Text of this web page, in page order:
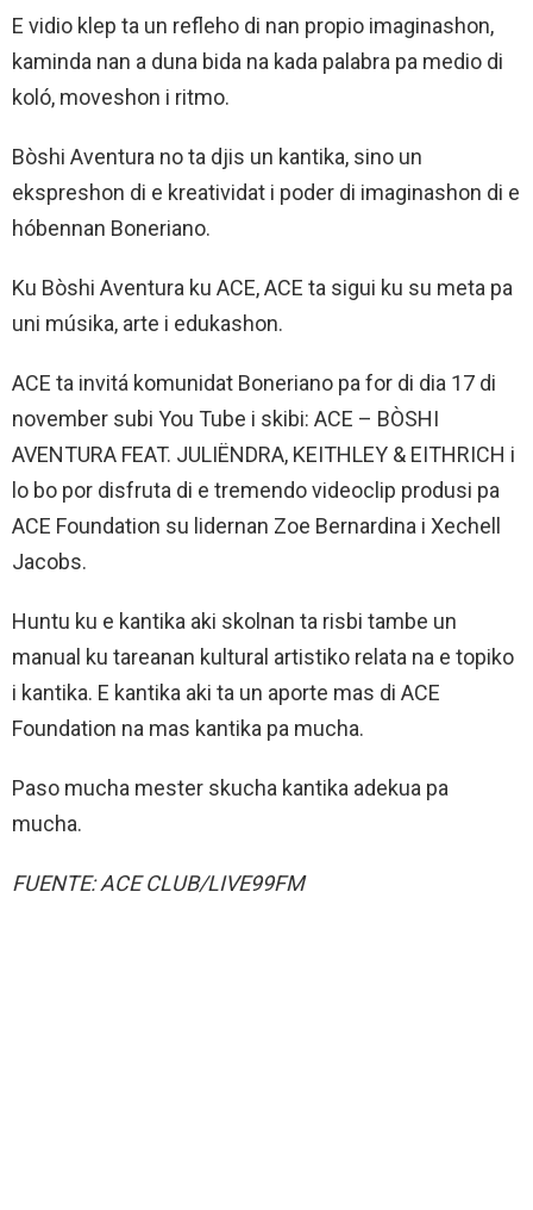
E vidio klep ta un refleho di nan propio imaginashon,
kaminda nan a duna bida na kada palabra pa medio di
koló, moveshon i ritmo.
Bòshi Aventura no ta djis un kantika, sino un
ekspreshon di e kreatividat i poder di imaginashon di e
hóbennan Boneriano.
Ku Bòshi Aventura ku ACE, ACE ta sigui ku su meta pa
uni músika, arte i edukashon.
ACE ta invitá komunidat Boneriano pa for di dia 17 di
november subi You Tube i skibi: ACE – BÒSHI
AVENTURA FEAT. JULIËNDRA, KEITHLEY & EITHRICH i
lo bo por disfruta di e tremendo videoclip produsi pa
ACE Foundation su lidernan Zoe Bernardina i Xechell
Jacobs.
Huntu ku e kantika aki skolnan ta risbi tambe un
manual ku tareanan kultural artistiko relata na e topiko
i kantika. E kantika aki ta un aporte mas di ACE
Foundation na mas kantika pa mucha.
Paso mucha mester skucha kantika adekua pa
mucha.
FUENTE: ACE CLUB/LIVE99FM